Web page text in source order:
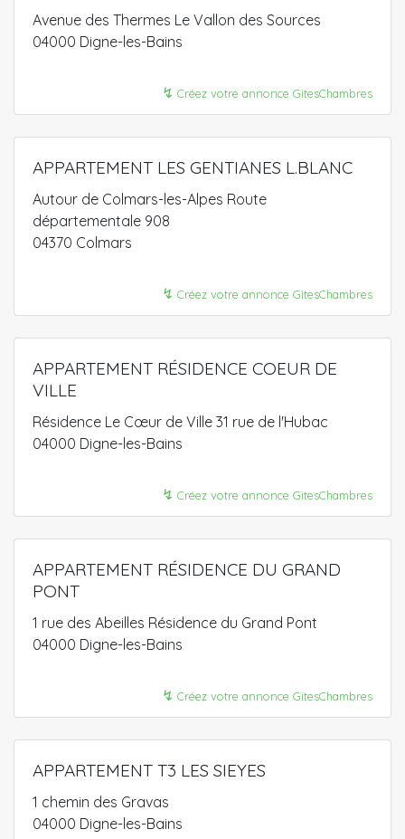
Avenue des Thermes Le Vallon des Sources
04000 Digne-les-Bains
↯ Créez votre annonce GitesChambres
APPARTEMENT LES GENTIANES L.BLANC
Autour de Colmars-les-Alpes Route
départementale 908
04370 Colmars
↯ Créez votre annonce GitesChambres
APPARTEMENT RÉSIDENCE COEUR DE
VILLE
Résidence Le Cœur de Ville 31 rue de l'Hubac
04000 Digne-les-Bains
↯ Créez votre annonce GitesChambres
APPARTEMENT RÉSIDENCE DU GRAND
PONT
1 rue des Abeilles Résidence du Grand Pont
04000 Digne-les-Bains
↯ Créez votre annonce GitesChambres
APPARTEMENT T3 LES SIEYES
1 chemin des Gravas
04000 Digne-les-Bains